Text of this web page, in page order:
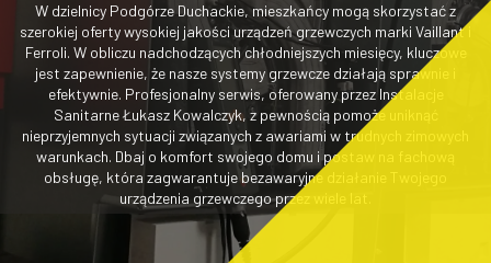
W dzielnicy Podgórze Duchackie, mieszkańcy mogą skorzystać z
szerokiej oferty wysokiej jakości urządzeń grzewczych marki Vaillant i
Ferroli. W obliczu nadchodzących chłodniejszych miesięcy, kluczowe
jest zapewnienie, że nasze systemy grzewcze działają sprawnie i
efektywnie. Profesjonalny serwis, oferowany przez Instalacje
Sanitarne Łukasz Kowalczyk, z pewnością pomoże uniknąć
nieprzyjemnych sytuacji związanych z awariami w trudnych zimowych
warunkach. Dbaj o komfort swojego domu i postaw na fachową
obsługę, która zagwarantuje bezawaryjne działanie Twojego
urządzenia grzewczego przez wiele lat.